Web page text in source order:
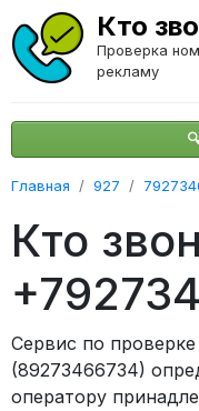
Кто
Проверка
рекламу
Главная 927
Кто
Сервис по
(89273466734)
оператору